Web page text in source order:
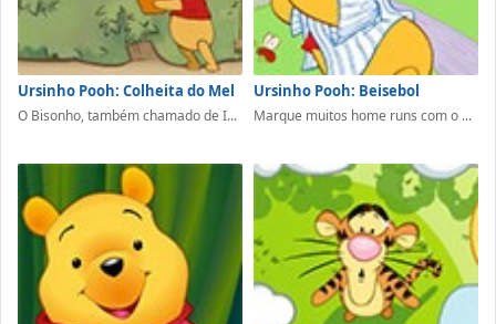
Ursinho Pooh: Colheita do Mel
O Bisonho, também chamado de I...
Ursinho Pooh: Beisebol
Marque muitos home runs com o ...